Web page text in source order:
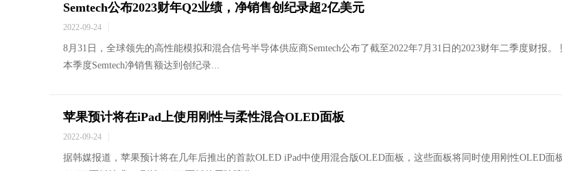
Semtech公布2023财年Q2业绩，净销售创纪录超2亿美元
2022-09-24
8月31日，全球领先的高性能模拟和混合信号半导体供应商Semtech公布了截至2022年7月31日的2023财年二季度财报。
本季度Semtech净销售额达到创纪录...
苹果预计将在iPad上使用刚性与柔性混合OLED面板
2022-09-24
据韩媒报道，苹果预计将在几年后推出的首款OLED iPad中使用混合版OLED面板，这些面板将同时使用刚性OLED面